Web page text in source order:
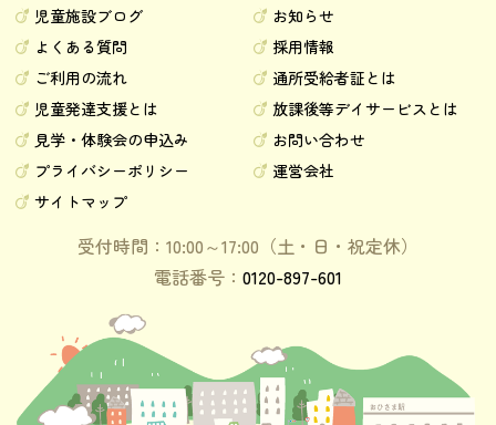
児童施設ブログ
お知らせ
よくある質問
採用情報
ご利用の流れ
通所受給者証とは
児童発達支援とは
放課後等デイサービスとは
見学・体験会の申込み
お問い合わせ
プライバシーポリシー
運営会社
サイトマップ
受付時間：10:00～17:00（土・日・祝定休）
電話番号： 0120-897-601